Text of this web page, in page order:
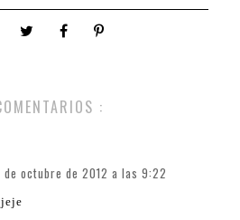
:
de octubre de 2012 a las 9:22